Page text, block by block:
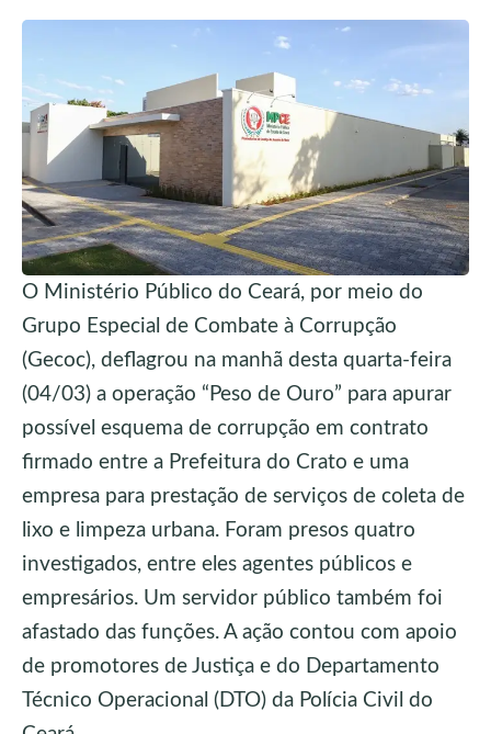
O Ministério Público do Ceará, por meio do
Grupo Especial de Combate à Corrupção
(Gecoc), deflagrou na manhã desta quarta-feira
(04/03) a operação “Peso de Ouro” para apurar
possível esquema de corrupção em contrato
firmado entre a Prefeitura do Crato e uma
empresa para prestação de serviços de coleta de
lixo e limpeza urbana. Foram presos quatro
investigados, entre eles agentes públicos e
empresários. Um servidor público também foi
afastado das funções. A ação contou com apoio
de promotores de Justiça e do Departamento
Técnico Operacional (DTO) da Polícia Civil do